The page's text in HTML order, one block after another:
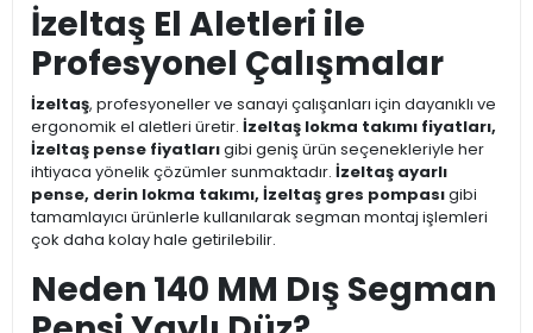
İzeltaş El Aletleri ile
Profesyonel Çalışmalar
İzeltaş, profesyoneller ve sanayi çalışanları için dayanıklı ve
ergonomik el aletleri üretir. İzeltaş lokma takımı fiyatları,
İzeltaş pense fiyatlarıgibi geniş ürün seçenekleriyle her
ihtiyaca yönelik çözümler sunmaktadır. İzeltaş ayarlı
pense, derin lokma takımı, İzeltaş gres pompasıgibi
tamamlayıcı ürünlerle kullanılarak segman montaj işlemleri
çok daha kolay hale getirilebilir.
Neden 140 MM Dış Segman